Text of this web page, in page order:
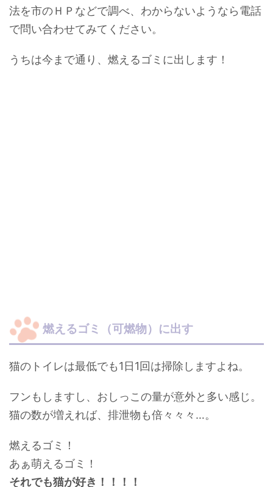
法を市のＨＰなどで調べ、わからないようなら電話
で問い合わせてみてください。
うちは今まで通り、燃えるゴミに出します！
燃えるゴミ（可燃物）に出す
猫のトイレは最低でも1日1回は掃除しますよね。
フンもしますし、おしっこの量が意外と多い感じ。
猫の数が増えれば、排泄物も倍々々々…。
燃えるゴミ！
あぁ萌えるゴミ！
それでも猫が好き！！！！